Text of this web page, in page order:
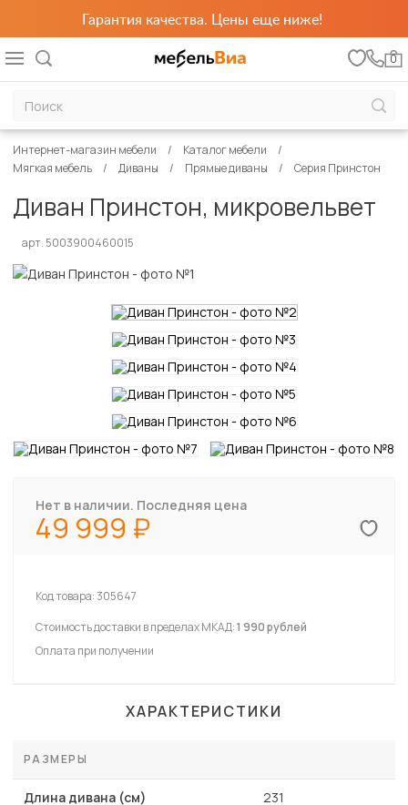
Гарантия качества. Цены еще ниже!
0
Интернет-магазин мебели
Каталог мебели
Мягкая мебель
Диваны Прямые диваны Серия Принстон
Диван Принстон, микровельвет
арт. 5003900460015
Нет в наличии. Последняя цена
49 999
Код товара:305647
Стоимость доставки в пределах МКАД:1 990 рублей
Оплата при получении
ХАРАКТЕРИСТИКИ
РАЗМЕРЫ
Длина дивана (см) 231